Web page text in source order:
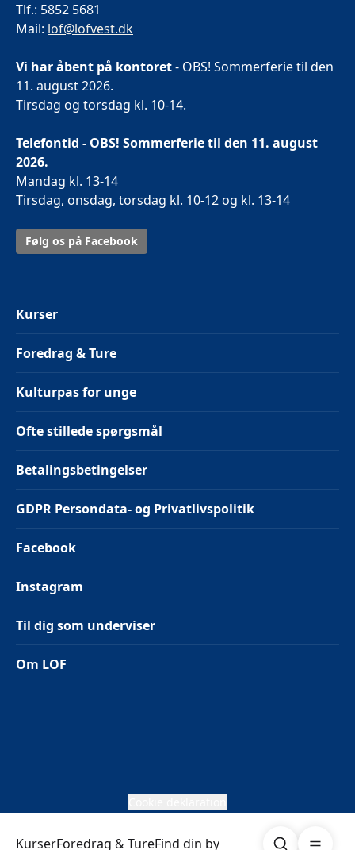
KurserForedrag & TureFind din by Søg
Tlf.: 5852 5681
Mail: lof@lofvest.dk
Vi har åbent på kontoret- OBS! Sommerferie til den
11. august 2026.
Tirsdag og torsdag kl. 10-14.
Telefontid - OBS! Sommerferie til den 11. august
2026.
Mandag kl. 13-14
Tirsdag, onsdag, torsdag kl. 10-12 og kl. 13-14
Følg os på Facebook
Kurser
Foredrag & Ture
Kulturpas for unge
Ofte stillede spørgsmål
Betalingsbetingelser
GDPR Persondata- og Privatlivspolitik
Facebook
Instagram
Til dig som underviser
Om LOF